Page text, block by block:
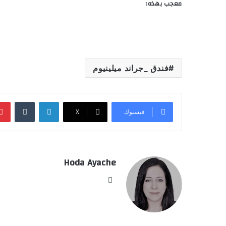
معجب بهذه:
فندق _جراند ميلينيوم
فيسبوك ‫X
لينكدإن
Hoda Ayache